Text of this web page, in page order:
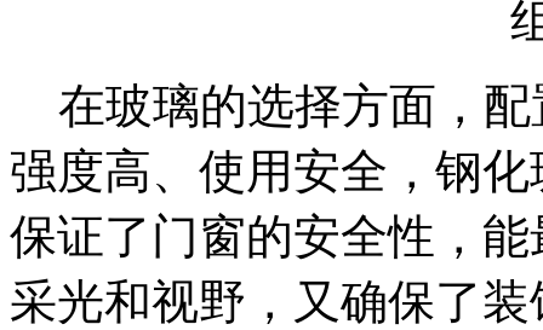
在玻璃的选择方面，配
强度高、使用安全，钢
保证了门窗的安全性，
采光和视野，又确保了装